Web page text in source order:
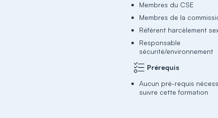
Membres du CSE
Membres de la
Référent harcèlement
Responsable
sécurité/environnement
Prérequis
Aucun pré-requis
suivre cette formation